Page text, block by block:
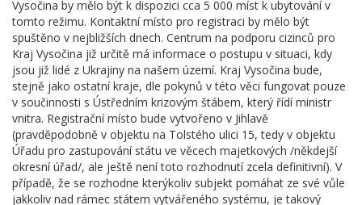
Vysočina by mělo být k dispozici cca 5 000 míst k ubytování v
tomto režimu. Kontaktní místo pro registraci by mělo být
spuštěno v nejbližších dnech. Centrum na podporu cizinců pro
Kraj Vysočina již určitě má informace o postupu v situaci, kdy
jsou již lidé z Ukrajiny na našem území. Kraj Vysočina bude,
stejně jako ostatní kraje, dle pokynů v této věci fungovat pouze
v součinnosti s Ústředním krizovým štábem, který řídí ministr
vnitra. Registrační místo bude vytvořeno v Jihlavě
(pravděpodobně v objektu na Tolstého ulici 15, tedy v objektu
Úřadu pro zastupování státu ve věcech majetkových /někdejší
okresní úřad/, ale ještě není toto rozhodnutí zcela definitivní). V
případě, že se rozhodne kterýkoliv subjekt pomáhat ze své vůle
jakkoliv nad rámec státem vytvářeného systému, je takový